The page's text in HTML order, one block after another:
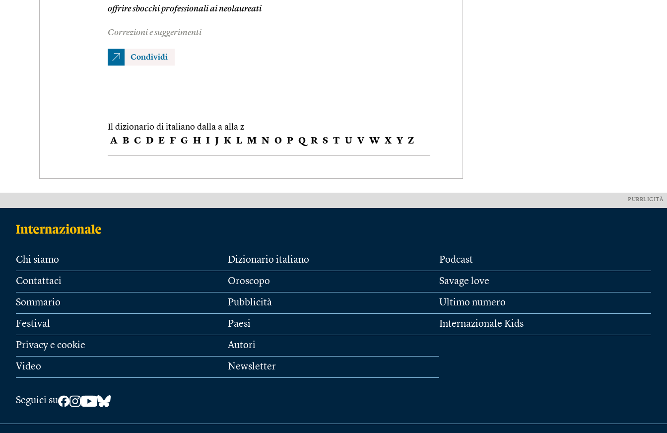
offrire sbocchi professionali ai neolaureati
Correzioni e suggerimenti
Condividi
Il dizionario di italiano dalla a alla z
A B C D E F G H I J K L M N O P Q R S T U V W X Y Z
PUBBLICITÀ
Chi siamo
Contattaci
Sommario
Festival
Privacy e cookie
Video
Dizionario italiano
Oroscopo
Pubblicità
Paesi
Autori
Newsletter
Podcast
Savage love
Ultimo numero
Internazionale Kids
Seguici su